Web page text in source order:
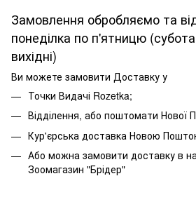
Замовлення обробляємо та
понеділка по п'ятницю
вихідні)
Ви можете замовити Доставку у
Точки Видачі Rozetka;
Відділення, або поштомати Нової
Кур'єрська доставка Новою
Або можна замовити доставку в
Зоомагазин "Брідер"